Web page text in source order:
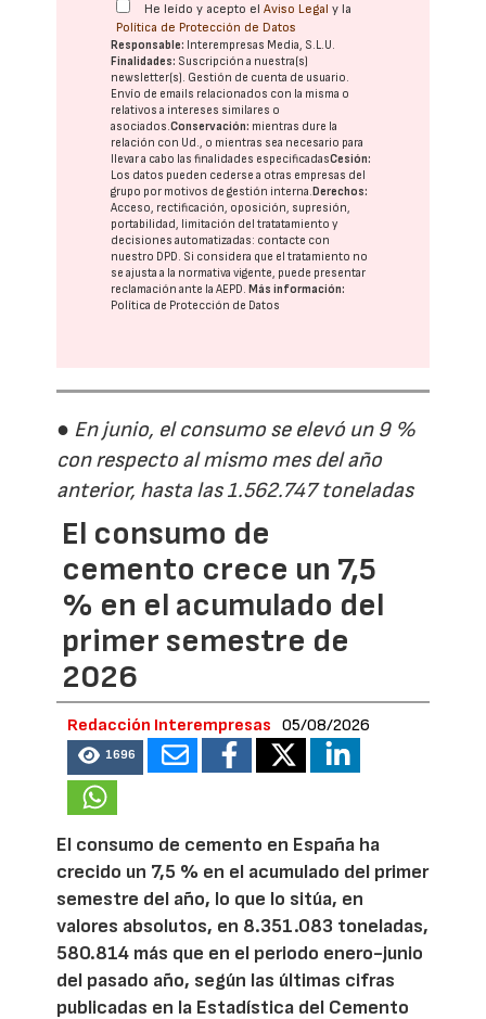
He leído y acepto elAviso Legal y la
Política de Protección de Datos
Responsable: Interempresas Media, S.L.U.
Finalidades: Suscripción a nuestra(s)
newsletter(s). Gestión de cuenta de usuario.
Envío de emails relacionados con la misma o
relativos a intereses similares o
asociados.Conservación: mientras dure la
relación con Ud., o mientras sea necesario para
llevar a cabo las finalidades especificadasCesión:
Los datos pueden cederse a otras empresas del
grupo por motivos de gestión interna. Derechos:
Acceso, rectificación, oposición, supresión,
portabilidad, limitación del tratatamiento y
decisiones automatizadas: contacte con
nuestro DPD. Si considera que el tratamiento no
se ajusta a la normativa vigente, puede presentar
reclamación ante laAEPD. Más información:
Política de Protección de Datos
● En junio, el consumo se elevó un 9 %
con respecto al mismo mes del año
anterior, hasta las 1.562.747 toneladas
El consumo de
cemento crece un 7,5
% en el acumulado del
primer semestre de
2026
Redacción Interempresas 05/08/2026
1696
El consumo de cemento en España ha
crecido un 7,5 % en el acumulado del primer
semestre del año, lo que lo sitúa, en
valores absolutos, en 8.351.083 toneladas,
580.814 más que en el periodo enero-junio
del pasado año, según las últimas cifras
publicadas en la Estadística del Cemento